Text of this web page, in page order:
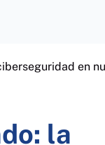
en
la